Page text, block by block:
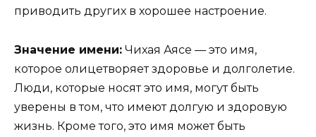
приводить других в хорошее настроение.
Значение имени: Чихая Аясе — это имя,
которое олицетворяет здоровье и долголетие.
Люди, которые носят это имя, могут быть
уверены в том, что имеют долгую и здоровую
жизнь. Кроме того, это имя может быть